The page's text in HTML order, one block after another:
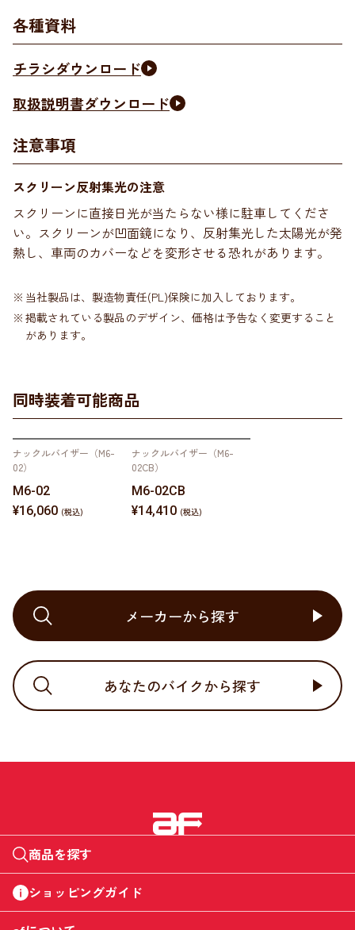
各種資料
チラシダウンロード
取扱説明書ダウンロード
注意事項
スクリーン反射集光の注意
スクリーンに直接日光が当たらない様に駐車してくださ
い。スクリーンが凹面鏡になり、反射集光した太陽光が発
熱し、車両のカバーなどを変形させる恐れがあります。
当社製品は、製造物責任(PL)保険に加入しております。
掲載されている製品のデザイン、価格は予告なく変更すること
があります。
同時装着可能商品
ナックルバイザー（M6-
02）
M6-02
¥16,060
ナックルバイザー（M6-
02CB）
M6-02CB
¥14,410
メーカーから探す
あなたのバイクから探す
商品を探す
ショッピングガイド